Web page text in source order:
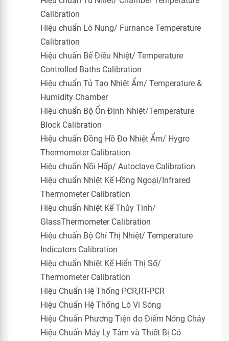
Calibration
Hiệu chuẩn Lò Nung/ Furnance Temperature
Calibration
Hiệu chuẩn Bể Điều Nhiệt/ Temperature
Controlled Baths Calibration
Hiệu chuẩn Tủ Tạo Nhiệt Ẩm/ Temperature &
Humidity Chamber
Hiệu chuẩn Bộ Ổn Định Nhiệt/Temperature
Block Calibration
Hiệu chuẩn Đồng Hồ Đo Nhiệt Ẩm/ Hygro
Thermometer Calibration
Hiệu chuẩn Nồi Hấp/ Autoclave Calibration
Hiệu chuẩn Nhiệt Kế Hồng Ngoại/Infrared
Thermometer Calibration
Hiệu chuẩn Nhiệt Kế Thủy Tinh/
GlassThermometer Calibration
Hiệu chuẩn Bộ Chỉ Thị Nhiệt/ Temperature
Indicators Calibration
Hiệu chuẩn Nhiệt Kế Hiển Thị Số/
Thermometer Calibration
Hiệu Chuẩn Hệ Thống PCR,RT-PCR
Hiệu Chuẩn Hệ Thống Lò Vi Sóng
Hiệu Chuẩn Phương Tiện đo Điểm Nóng Chảy
Hiệu Chuẩn Máy Ly Tâm và Thiết Bị Có